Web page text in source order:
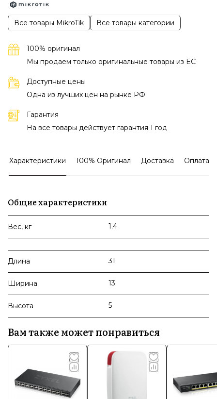
Все товары MikroTik Все товары категории
100% оригинал
Мы продаем только оригинальные товары из EC
Доступные цены
Одна из лучших цен на рынке РФ
Гарантия
На все товары действует гарантия 1 год
Характеристики 100% Оригинал Доставка Оплата
Общие характеристики
Вес, кг 1.4
Длина 31
Ширина 13
Высота 5
Вам также может понравиться